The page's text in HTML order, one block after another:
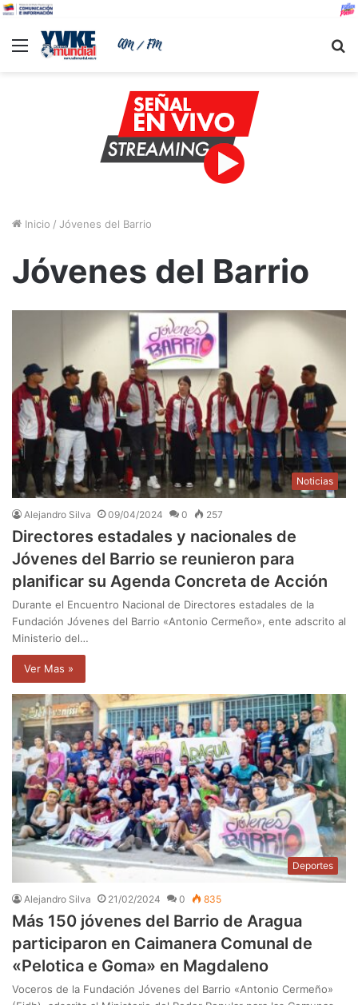
Menu
Inicio / Jóvenes del Barrio
Jóvenes del Barrio
Noticias
Alejandro Silva 09/04/2024 0 257
Directores estadales y nacionales de
Jóvenes del Barrio se reunieron para
planificar su Agenda Concreta de Acción
Durante el Encuentro Nacional de Directores estadales de la
Fundación Jóvenes del Barrio «Antonio Cermeño», ente adscrito al
Ministerio del…
Ver Mas »
Deportes
Alejandro Silva 21/02/2024 0 835
Más 150 jóvenes del Barrio de Aragua
participaron en Caimanera Comunal de
«Pelotica e Goma» en Magdaleno
Voceros de la Fundación Jóvenes del Barrio «Antonio Cermeño»